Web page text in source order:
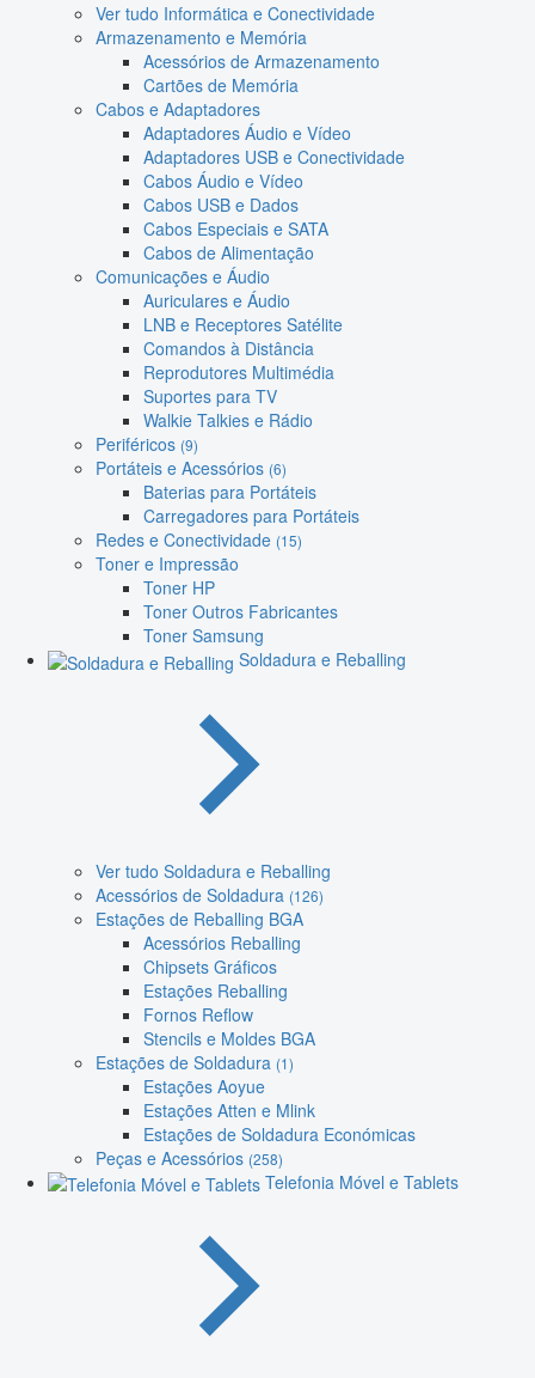
Ver tudo Informática e Conectividade
Armazenamento e Memória
Acessórios de Armazenamento
Cartões de Memória
Cabos e Adaptadores
Adaptadores Áudio e Vídeo
Adaptadores USB e Conectividade
Cabos Áudio e Vídeo
Cabos USB e Dados
Cabos Especiais e SATA
Cabos de Alimentação
Comunicações e Áudio
Auriculares e Áudio
LNB e Receptores Satélite
Comandos à Distância
Reprodutores Multimédia
Suportes para TV
Walkie Talkies e Rádio
Periféricos (9)
Portáteis e Acessórios (6)
Baterias para Portáteis
Carregadores para Portáteis
Redes e Conectividade (15)
Toner e Impressão
Toner HP
Toner Outros Fabricantes
Toner Samsung
Soldadura e Reballing
Ver tudo Soldadura e Reballing
Acessórios de Soldadura (126)
Estações de Reballing BGA
Acessórios Reballing
Chipsets Gráficos
Estações Reballing
Fornos Reflow
Stencils e Moldes BGA
Estações de Soldadura (1)
Estações Aoyue
Estações Atten e Mlink
Estações de Soldadura Económicas
Peças e Acessórios (258)
Telefonia Móvel e Tablets